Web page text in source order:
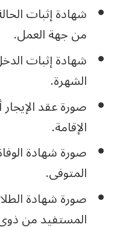
شهادة إثبات
من جهة العمل.
شهادة إثبات
الشهرة.
صورة عقد
الإقامة.
صورة شهادة
المتوفى.
صورة شهادة
المستفيد من